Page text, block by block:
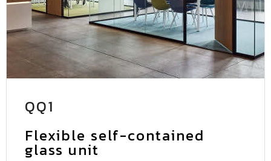
QQ1
Flexible self-contained
glass unit